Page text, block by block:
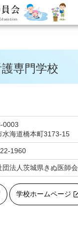
専門学校
0003
水海道橋本町3173-15
1960
団法人茨城県きぬ医師会
学校ホームページ